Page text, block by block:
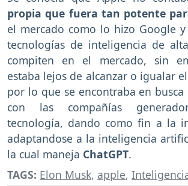
propia que fuera tan potente
el mercado como lo hizo Google
tecnologías de inteligencia de
compiten en el mercado, sin
estaba lejos de alcanzar o igualar
por lo que se encontraba en busca
con las compañías
tecnología, dando como fin a la
adaptandose a la inteligencia
la cual maneja ChatGPT.
TAGS: Elon Musk, apple,